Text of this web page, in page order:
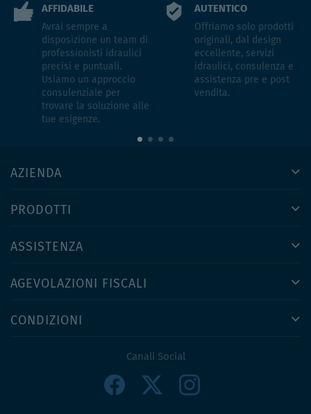
AFFIDABILE
Avrai sempre a
disposizione un team di
professionisti idraulici
precisi e puntuali.
Usiamo un approccio
consulenziale per
trovare la soluzione alle
tue esigenze.
AUTENTICO
Offriamo solo prodotti
originali, dal design
eccellente, servizi
idraulici, consulenza e
assistenza pre e post
vendita.
AZIENDA
PRODOTTI
ASSISTENZA
AGEVOLAZIONI FISCALI
CONDIZIONI
Canali Social